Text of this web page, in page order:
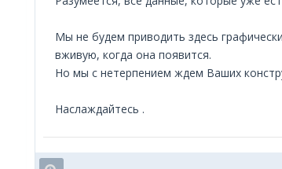
Мы не будем приводить здесь
вживую, когда она появится.
Но мы с нетерпением ждем Ваших
Наслаждайтесь .